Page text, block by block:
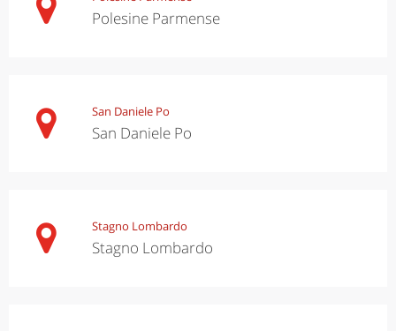
Polesine Parmense
San Daniele Po
San Daniele Po
Stagno Lombardo
Stagno Lombardo